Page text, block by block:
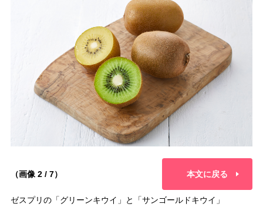
（画像 2 / 7） 本文に戻る
ゼスプリの「グリーンキウイ」と「サンゴールドキウイ」